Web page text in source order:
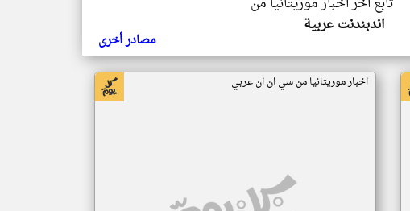
اندبندنت عربية
مصادر أخرى
اخبار موريتانيا من سي ان ان عربي